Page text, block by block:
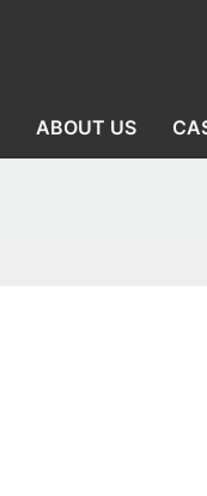
ABOUT US